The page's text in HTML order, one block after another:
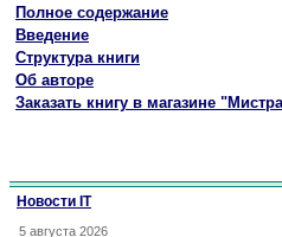
Полное содержание
Введение
Структура книги
Об авторе
Заказать книгу в магазине
Новости IT
5 августа 2026